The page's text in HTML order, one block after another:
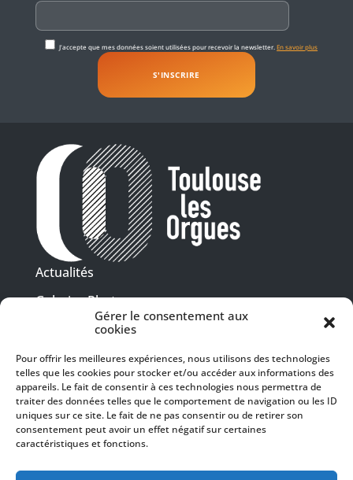
Gérer le consentement aux
cookies
Pour offrir les meilleures expériences, nous utilisons des technologies
telles que les cookies pour stocker et/ou accéder aux informations des
appareils. Le fait de consentir à ces technologies nous permettra de
traiter des données telles que le comportement de navigation ou les ID
uniques sur ce site. Le fait de ne pas consentir ou de retirer son
consentement peut avoir un effet négatif sur certaines
caractéristiques et fonctions.
J'accepte que mes données soient utilisées pour recevoir la newsletter.En savoir plus
Actualités
Galeries Photos
Vidéothèque
Presse
Programme PDF
Billetterie
Recrutement
Mentions légales